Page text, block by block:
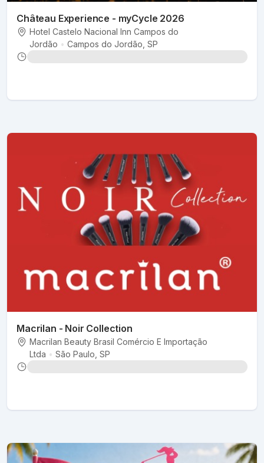
Château Experience - myCycle 2026
Hotel Castelo Nacional Inn Campos do
Jordão • Campos do Jordão , SP
Macrilan - Noir Collection
Macrilan Beauty Brasil Comércio E Importação
Ltda • São Paulo , SP